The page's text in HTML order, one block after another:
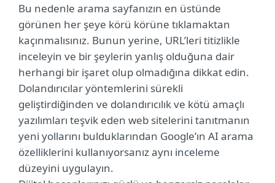
Bu nedenle arama sayfanızın en üstünde
görünen her şeye körü körüne tıklamaktan
kaçınmalısınız. Bunun yerine, URL’leri titizlikle
inceleyin ve bir şeylerin yanlış olduğuna dair
herhangi bir işaret olup olmadığına dikkat edin.
Dolandırıcılar yöntemlerini sürekli
geliştirdiğinden ve dolandırıcılık ve kötü amaçlı
yazılımları teşvik eden web sitelerini tanıtmanın
yeni yollarını bulduklarından Google’ın AI arama
özelliklerini kullanıyorsanız aynı inceleme
düzeyini uygulayın.